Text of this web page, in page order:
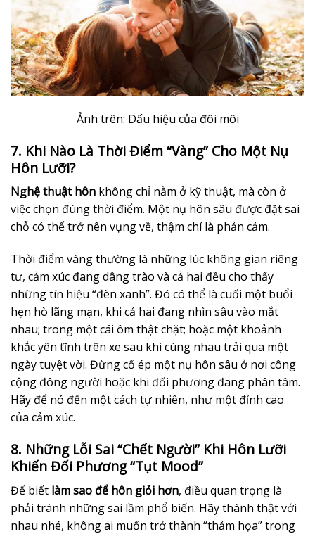
Ảnh trên: Dấu hiệu của đôi môi
7. Khi Nào Là Thời Điểm “Vàng” Cho Một Nụ
Hôn Lưỡi?
Nghệ thuật hôn không chỉ nằm ở kỹ thuật, mà còn ở
việc chọn đúng thời điểm. Một nụ hôn sâu được đặt sai
chỗ có thể trở nên vụng về, thậm chí là phản cảm.
Thời điểm vàng thường là những lúc không gian riêng
tư, cảm xúc đang dâng trào và cả hai đều cho thấy
những tín hiệu “đèn xanh”. Đó có thể là cuối một buổi
hẹn hò lãng mạn, khi cả hai đang nhìn sâu vào mắt
nhau; trong một cái ôm thật chặt; hoặc một khoảnh
khắc yên tĩnh trên xe sau khi cùng nhau trải qua một
ngày tuyệt vời. Đừng cố ép một nụ hôn sâu ở nơi công
cộng đông người hoặc khi đối phương đang phân tâm.
Hãy để nó đến một cách tự nhiên, như một đỉnh cao
của cảm xúc.
8. Những Lỗi Sai “Chết Người” Khi Hôn Lưỡi
Khiến Đối Phương “Tụt Mood”
Để biết làm sao để hôn giỏi hơn, điều quan trọng là
phải tránh những sai lầm phổ biến. Hãy thành thật với
nhau nhé, không ai muốn trở thành “thảm họa” trong